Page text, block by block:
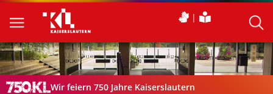
Wir feiern 750 Jahre Kaiserslautern